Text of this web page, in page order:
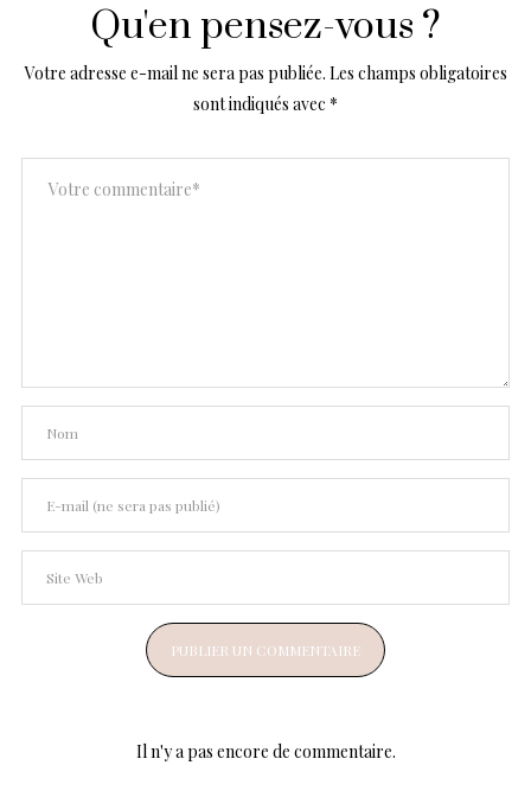
Qu'en pensez-vous ?
Votre adresse e-mail ne sera pas publiée. Les champs obligatoires
sont indiqués avec *
Il n'y a pas encore de commentaire.